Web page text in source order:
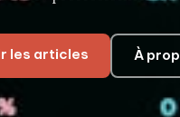
les articles À